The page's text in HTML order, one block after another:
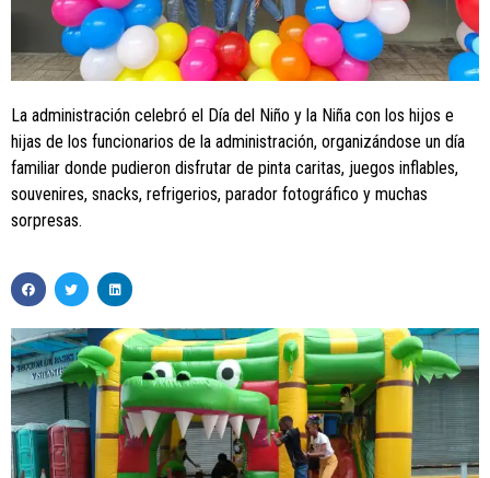
La administración celebró el Día del Niño y la Niña con los hijos e
hijas de los funcionarios de la administración, organizándose un día
familiar donde pudieron disfrutar de pinta caritas, juegos inflables,
souvenires, snacks, refrigerios, parador fotográfico y muchas
sorpresas.